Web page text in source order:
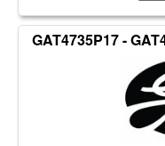
GAT4735P17 -